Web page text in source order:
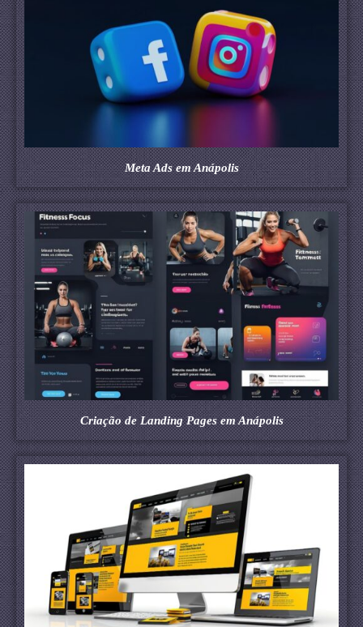
Meta Ads em Anápolis
Criação de Landing Pages em Anápolis